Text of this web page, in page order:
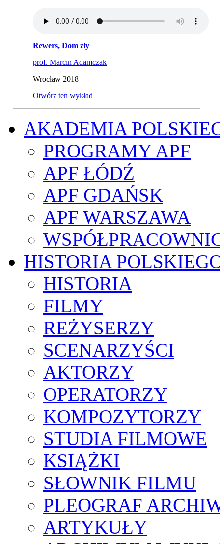
Rewers, Dom zły
prof. Marcin Adamczak
Wrocław 2018
Otwórz ten wykład
AKADEMIA
PROGRAMY APF
APF ŁÓDŹ
APF GDAŃSK
APF WARSZAWA
HISTORIA
HISTORIA
FILMY
REŻYSERZY
SCENARZYŚCI
AKTORZY
OPERATORZY
KOMPOZYTORZY
STUDIA FILMOWE
KSIĄŻKI
SŁOWNIK FILMU
PLEOGRAF
ARTYKUŁY